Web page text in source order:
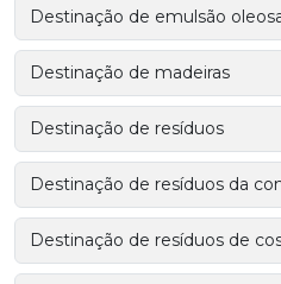
Destinação de emulsão
Destinação de madeiras
Destinação de resíduos
Destinação de resíduos da
Destinação de resíduos de